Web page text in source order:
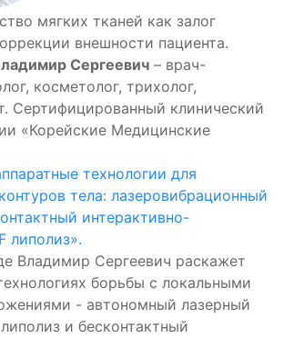
мягких тканей как залог
внешности пациента.
Сергеевич – врач-
косметолог, трихолог,
Сертифицированный клинический
«Корейские Медицинские
технологии для
тела: лазеровибрационный
интерактивно-
липолиз».
Владимир Сергеевич раскажет
борьбы с локальными
- автономный лазерный
и бесконтактный